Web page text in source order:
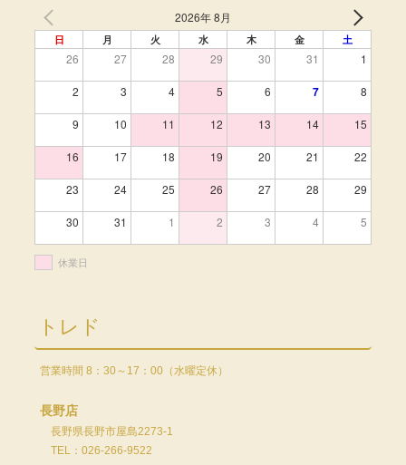
2026年 8月
日 月 火 水 木 金 土
26 27 28 29 30 31 1
2 3 4 5 6 7 8
9 10 11 12 13 14 15
16 17 18 19 20 21 22
23 24 25 26 27 28 29
30 31 1 2 3 4 5
休業日
トレド
営業時間 8：30～17：00（水曜定休）
長野店
長野県長野市屋島2273-1
TEL：026-266-9522